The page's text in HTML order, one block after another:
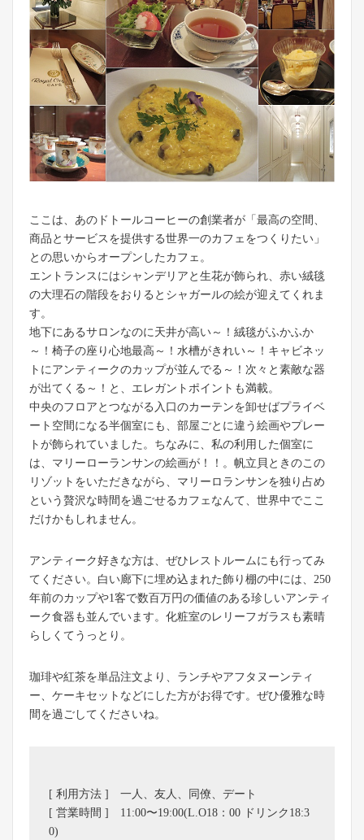
ここは、あのドトールコーヒーの創業者が「最高の空間、
商品とサービスを提供する世界一のカフェをつくりたい」
との思いからオープンしたカフェ。
エントランスにはシャンデリアと生花が飾られ、赤い絨毯
の大理石の階段をおりるとシャガールの絵が迎えてくれま
す。
地下にあるサロンなのに天井が高い～！絨毯がふかふか
～！椅子の座り心地最高～！水槽がきれい～！キャビネッ
トにアンティークのカップが並んでる～！次々と素敵な器
が出てくる～！と、エレガントポイントも満載。
中央のフロアとつながる入口のカーテンを卸せばプライベ
ート空間になる半個室にも、部屋ごとに違う絵画やプレー
トが飾られていました。ちなみに、私の利用した個室に
は、マリーローランサンの絵画が！！。帆立貝ときのこの
リゾットをいただきながら、マリーロランサンを独り占め
という贅沢な時間を過ごせるカフェなんて、世界中でここ
だけかもしれません。
アンティーク好きな方は、ぜひレストルームにも行ってみ
てください。白い廊下に埋め込まれた飾り棚の中には、250
年前のカップや1客で数百万円の価値のある珍しいアンティ
ーク食器も並んでいます。化粧室のレリーフガラスも素晴
らしくてうっとり。
珈琲や紅茶を単品注文より、ランチやアフタヌーンティ
ー、ケーキセットなどにした方がお得です。ぜひ優雅な時
間を過ごしてくださいね。
[ 利用方法 ] 一人、友人、同僚、デート
[ 営業時間 ] 11:00〜19:00(L.O18：00 ドリンク18:3
0)